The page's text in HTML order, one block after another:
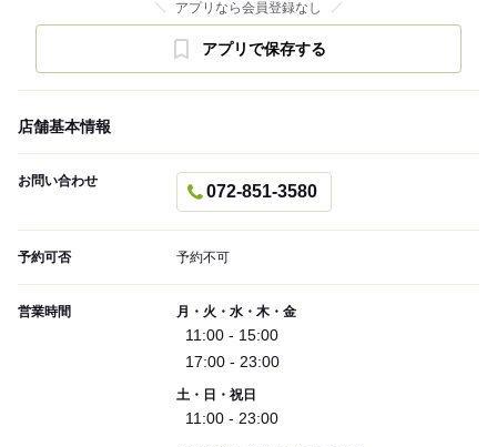
アプリなら会員登録なし
アプリで保存する
店舗基本情報
お問い合わせ
072-851-3580
予約可否 予約不可
営業時間 月・火・水・木・金
11:00 - 15:00
17:00 - 23:00
土・日・祝日
11:00 - 23:00